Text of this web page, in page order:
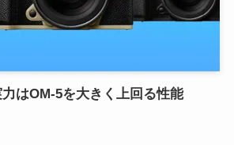
はOM-5を大きく上回る性能